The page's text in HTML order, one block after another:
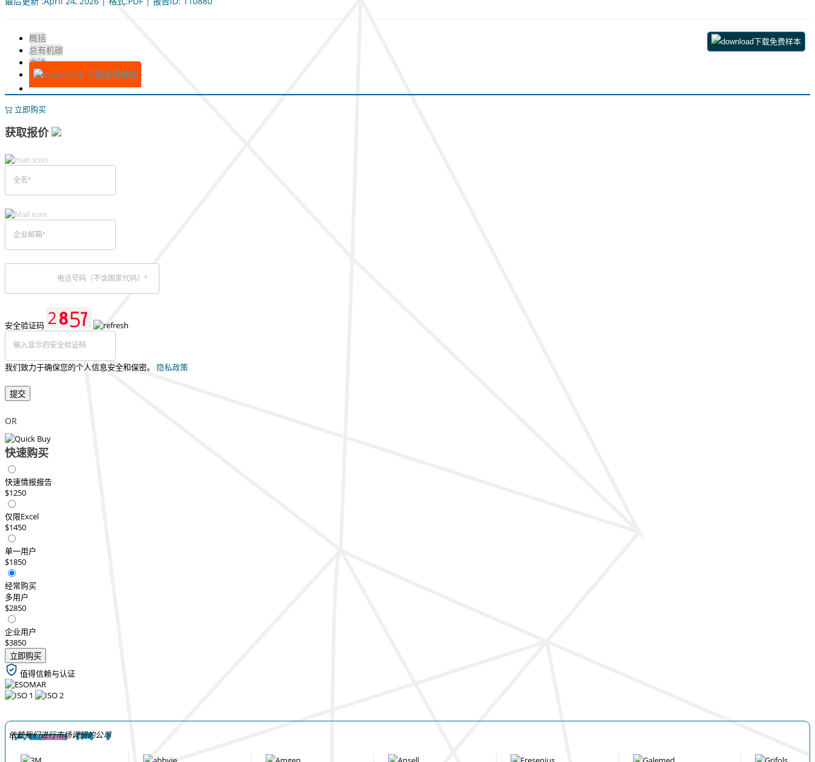
概括
总有机碳
方法
下载免费样本
下载免费样本
立即购买
获取报价
安全验证码
我们致力于确保您的个人信息安全和保密。 隐私政策
提交
OR
快速购买
快速情报报告
$1250
仅限Excel
$1450
单一用户
$1850
经常购买
多用户
$2850
企业用户
$3850
立即购买
值得信赖与认证
依赖我们进行市场调研的公司